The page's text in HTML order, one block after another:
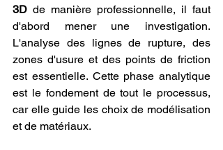
3D de manière professionnelle, il faut
d'abord mener une investigation.
L'analyse des lignes de rupture, des
zones d'usure et des points de friction
est essentielle. Cette phase analytique
est le fondement de tout le processus,
car elle guide les choix de modélisation
et de matériaux.